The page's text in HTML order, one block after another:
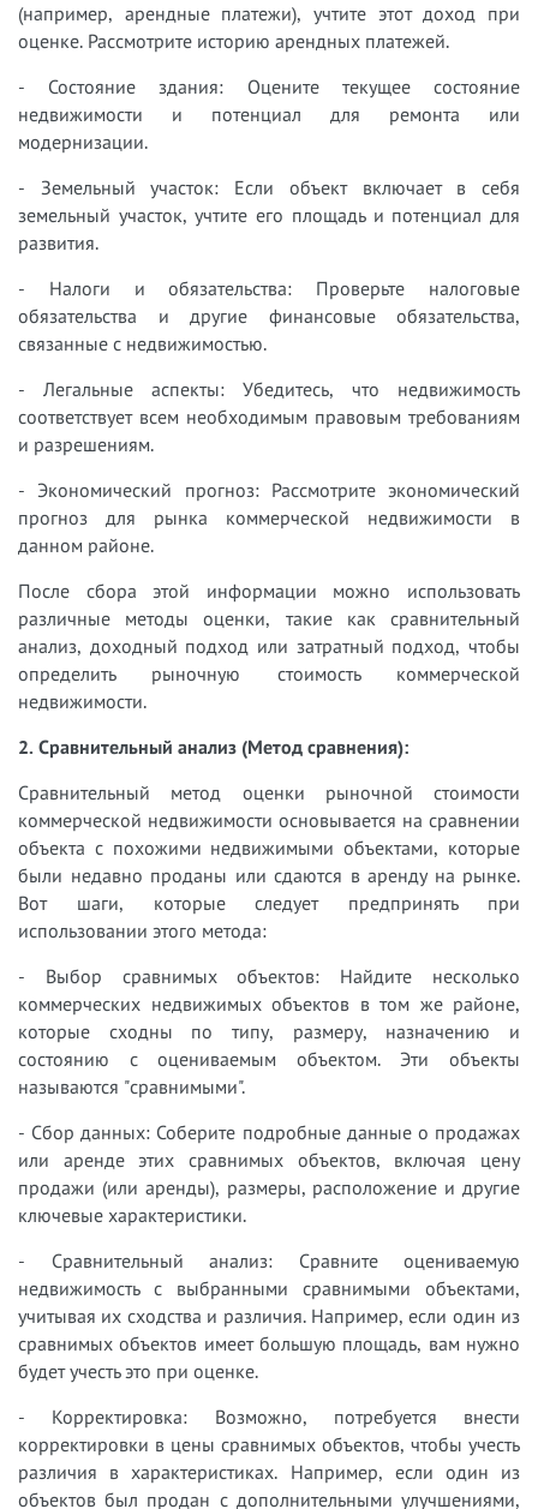
(например, арендные платежи), учтите этот доход при
оценке. Рассмотрите историю арендных платежей.
- Состояние здания: Оцените текущее состояние
недвижимости и потенциал для ремонта или
модернизации.
- Земельный участок: Если объект включает в себя
земельный участок, учтите его площадь и потенциал для
развития.
- Налоги и обязательства: Проверьте налоговые
обязательства и другие финансовые обязательства,
связанные с недвижимостью.
- Легальные аспекты: Убедитесь, что недвижимость
соответствует всем необходимым правовым требованиям
и разрешениям.
- Экономический прогноз: Рассмотрите экономический
прогноз для рынка коммерческой недвижимости в
данном районе.
После сбора этой информации можно использовать
различные методы оценки, такие как сравнительный
анализ, доходный подход или затратный подход, чтобы
определить рыночную стоимость коммерческой
недвижимости.
2. Сравнительный анализ (Метод сравнения):
Сравнительный метод оценки рыночной стоимости
коммерческой недвижимости основывается на сравнении
объекта с похожими недвижимыми объектами, которые
были недавно проданы или сдаются в аренду на рынке.
Вот шаги, которые следует предпринять при
использовании этого метода:
- Выбор сравнимых объектов: Найдите несколько
коммерческих недвижимых объектов в том же районе,
которые сходны по типу, размеру, назначению и
состоянию с оцениваемым объектом. Эти объекты
называются "сравнимыми".
- Сбор данных: Соберите подробные данные о продажах
или аренде этих сравнимых объектов, включая цену
продажи (или аренды), размеры, расположение и другие
ключевые характеристики.
- Сравнительный анализ: Сравните оцениваемую
недвижимость с выбранными сравнимыми объектами,
учитывая их сходства и различия. Например, если один из
сравнимых объектов имеет большую площадь, вам нужно
будет учесть это при оценке.
- Корректировка: Возможно, потребуется внести
корректировки в цены сравнимых объектов, чтобы учесть
различия в характеристиках. Например, если один из
объектов был продан с дополнительными улучшениями,